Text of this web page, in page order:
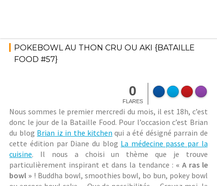
2018
Bataille
Food,
e
POKEBOWL AU THON CRU OU AKI {BATAILLE
FOOD #57}
0
FLARES
Nous sommes le premier mercredi du mois, il est 18h, c’est
donc le jour de la Bataille Food. Pour l’occasion c’est Brian
du blog Brian iz in the kitchen qui a été désigné parrain de
cette édition par Diane du blog La médecine passe par la
cuisine. Il nous a choisi un thème que je trouve
particulièrement inspirant et dans la tendance : « A ras le
bowl » ! Buddha bowl, smoothies bowl, bo bun, pokey bowl